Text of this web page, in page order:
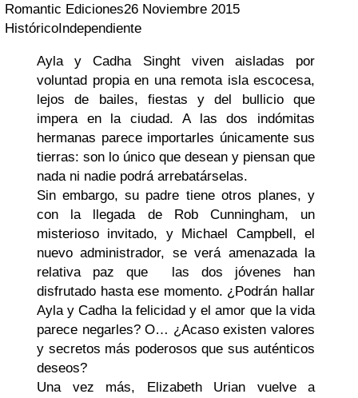
Romantic Ediciones26 Noviembre 2015
HistóricoIndependiente
Ayla y Cadha Singht viven aisladas por
voluntad propia en una remota isla escocesa,
lejos de bailes, fiestas y del bullicio que
impera en la ciudad. A las dos indómitas
hermanas parece importarles únicamente sus
tierras: son lo único que desean y piensan que
nada ni nadie podrá arrebatárselas.
Sin embargo, su padre tiene otros planes, y
con la llegada de Rob Cunningham, un
misterioso invitado, y Michael Campbell, el
nuevo administrador, se verá amenazada la
relativa paz que las dos jóvenes han
disfrutado hasta ese momento. ¿Podrán hallar
Ayla y Cadha la felicidad y el amor que la vida
parece negarles? O… ¿Acaso existen valores
y secretos más poderosos que sus auténticos
deseos?
Una vez más, Elizabeth Urian vuelve a